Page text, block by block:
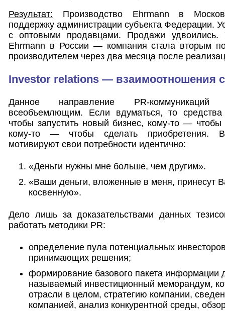
Результат: Производство Ehrmann в
поддержку администрации субъекта Федерации.
с оптовыми продавцами. Продажи удвоились.
Ehrmann в России — компания стала вторым
производителем через два месяца после
Investor relations — взаимоотношения
Данное направление PR-коммуникаций
всеобъемлющим. Если вдуматься, то
чтобы запустить новый бизнес, кому-то —
кому-то — чтобы сделать приобретения.
мотивируют свои потребности идентично:
«Деньги нужны мне больше, чем другим».
«Ваши деньги, вложенные в меня, принесут
косвенную».
Дело лишь за доказательствами данных
работать методики PR:
определение пула потенциальных
принимающих решения;
формирование базового пакета информации
называемый инвестиционный меморандум,
отрасли в целом, стратегию компании,
компанией, анализ конкурентной среды,